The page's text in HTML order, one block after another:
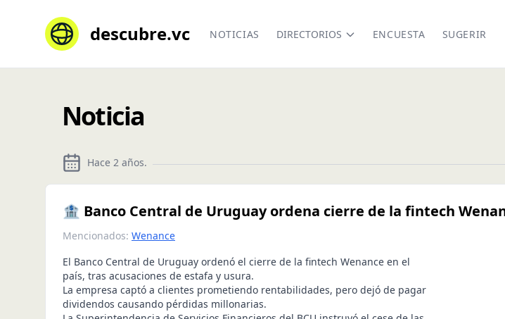
descubre.vc NOTICIAS DIRECTORIOS ENCUESTA SUGERIR
Noticia
Hace 2 años.
🏦 Banco Central de Uruguay ordena cierre de la fintech
Mencionados: Wenance
El Banco Central de Uruguay ordenó el cierre de la fintech Wenance en el
país, tras acusaciones de estafa y usura.
La empresa captó a clientes prometiendo rentabilidades, pero dejó de pagar
dividendos causando pérdidas millonarias.